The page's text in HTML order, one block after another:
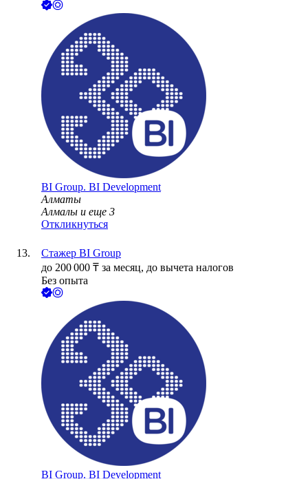
BI Group. BI Development
Алматы
Алмалы и еще 3
Откликнуться
Стажер BI Group
до 200 000 ₸ за месяц, до вычета налогов
Без опыта
BI Group. BI Development